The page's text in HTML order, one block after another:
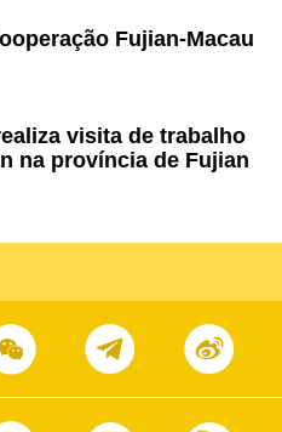
Fujian-Macau
visita de trabalho
na província de Fujian